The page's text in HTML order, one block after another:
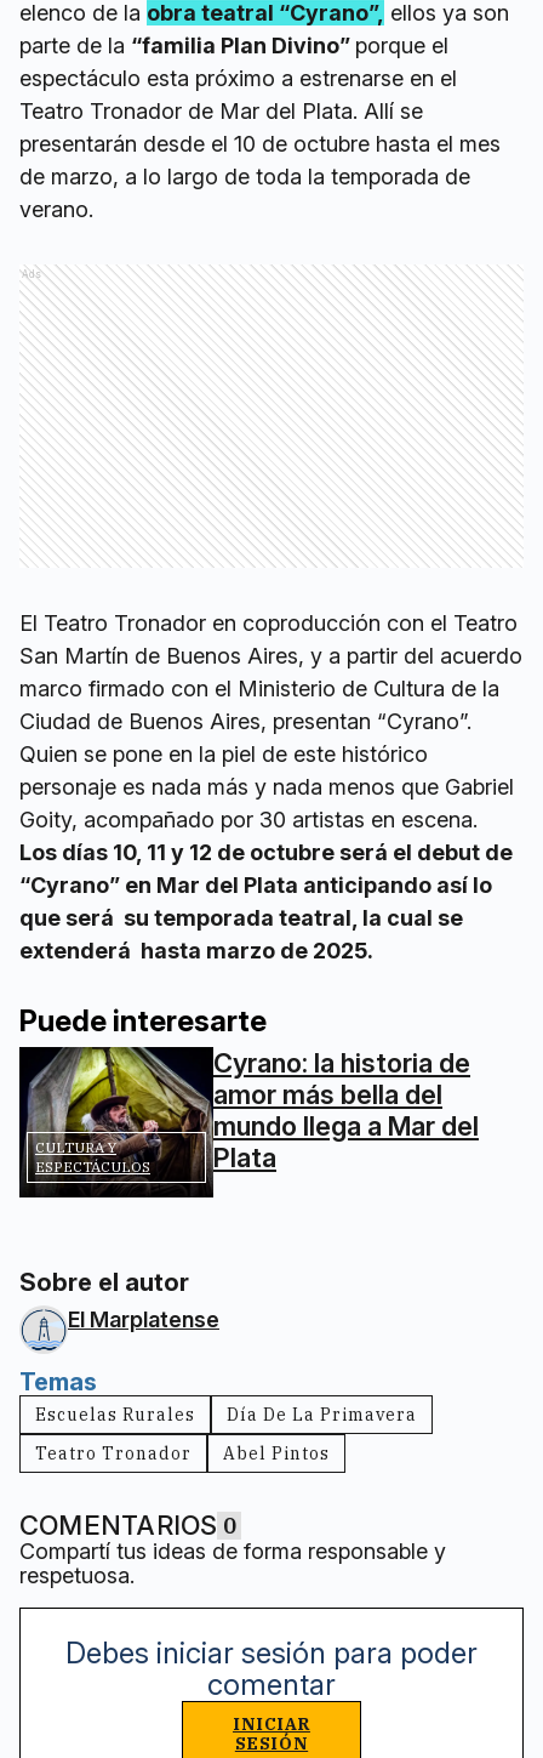
elenco de la obra teatral “Cyrano”, ellos ya son
parte de la “familia Plan Divino” porque el
espectáculo esta próximo a estrenarse en el
Teatro Tronador de Mar del Plata. Allí se
presentarán desde el 10 de octubre hasta el mes
de marzo, a lo largo de toda la temporada de
verano.
Ads
El Teatro Tronador en coproducción con el Teatro
San Martín de Buenos Aires, y a partir del acuerdo
marco firmado con el Ministerio de Cultura de la
Ciudad de Buenos Aires, presentan “Cyrano”.
Quien se pone en la piel de este histórico
personaje es nada más y nada menos que Gabriel
Goity, acompañado por 30 artistas en escena.
Los días 10, 11 y 12 de octubre será el debut de
“Cyrano” en Mar del Plata anticipando así lo
que será su temporada teatral, la cual se
extenderá hasta marzo de 2025.
Puede interesarte
CULTURA Y
ESPECTÁCULOS
Cyrano: la historia de
amor más bella del
mundo llega a Mar del
Plata
Sobre el autor
El Marplatense
Temas
Escuelas Rurales
Día De La Primavera
Teatro Tronador
Abel Pintos
COMENTARIOS 0
Compartí tus ideas de forma responsable y
respetuosa.
Debes iniciar sesión para poder
comentar
INICIAR
SESIÓN